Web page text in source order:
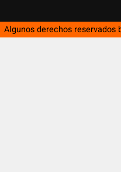
Algunos derechos reservados